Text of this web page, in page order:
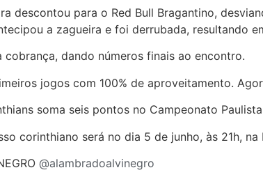
descontou para o Red Bull Bragantino,
a zagueira e foi derrubada, resultando
cobrança, dando números finais ao encontro.
jogos com 100% de aproveitamento.
soma seis pontos no Campeonato
corinthiano será no dia 5 de junho, às 21h, na
@alambradoalvinegro